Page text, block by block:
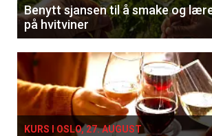
Benytt sjansen til å smake og
på hvitviner
KURS I OSLO, 27. AUGUST